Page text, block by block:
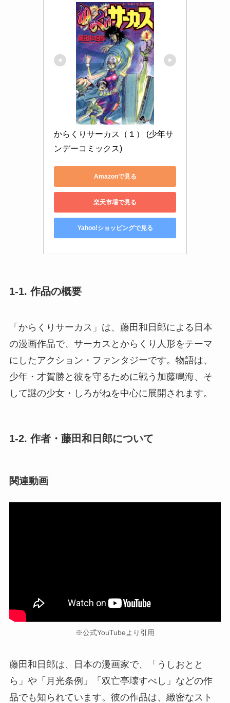
からくりサーカス（１） (少年サ
ンデーコミックス)
Amazonで見る
楽天市場で見る
Yahoo!ショッピングで見る
1-1. 作品の概要
「からくりサーカス」は、藤田和日郎による日本
の漫画作品で、サーカスとからくり人形をテーマ
にしたアクション・ファンタジーです。物語は、
少年・才賀勝と彼を守るために戦う加藤鳴海、そ
して謎の少女・しろがねを中心に展開されます。
1-2. 作者・藤田和日郎について
関連動画
※公式YouTubeより引用
藤田和日郎は、日本の漫画家で、「うしおとと
ら」や「月光条例」「双亡亭壊すべし」などの作
品でも知られています。彼の作品は、緻密なスト